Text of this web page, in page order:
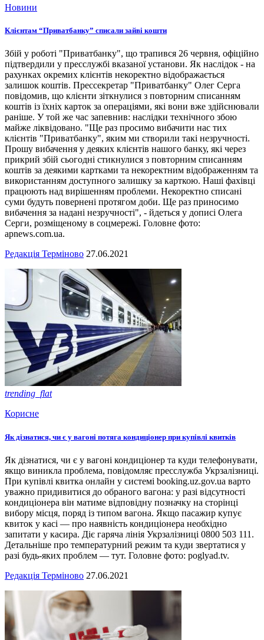
Новини
Клієнтам “Приватбанку” списали зайві кошти
Збій у роботі "Приватбанку", що трапився 26 червня, офіційно
підтвердили у пресслужбі вказаної установи. Як наслідок - на
рахунках окремих клієнтів некоректно відображається
залишок коштів. Прессекретар "Приватбанку" Олег Серга
повідомив, що клієнти зіткнулися з повторним списанням
коштів із їхніх карток за операціями, які вони вже здійснювали
раніше. У той же час запевнив: наслідки технічного збою
майже ліквідовано. "Ще раз просимо вибачити нас тих
клієнтів "Приватбанку", яким ми створили такі незручності.
Прошу вибачення у деяких клієнтів нашого банку, які через
прикрий збій сьогодні стикнулися з повторним списанням
коштів за деякими картками та некоректним відображенням та
використанням доступного залишку за карткою. Наші фахівці
працюють над вирішенням проблеми. Некоректно списані
суми будуть повернені протягом доби. Ще раз приносимо
вибачення за надані незручності", - йдеться у дописі Олега
Серги, розміщеному в соцмережі. Головне фото:
apnews.com.ua.
Редакція Терміново 27.06.2021
trending_flat
Корисне
Як дізнатися, чи є у вагоні потяга кондиціонер при купівлі квитків
Як дізнатися, чи є у вагоні кондиціонер та куди телефонувати,
якщо виникла проблема, повідомляє пресслужба Укрзалізниці.
При купівлі квитка онлайн у системі booking.uz.gov.ua варто
уважно придивитися до обраного вагона: у разі відсутності
кондиціонера він матиме відповідну позначку на сторінці
вибору місця, поряд із типом вагона. Якщо пасажир купує
квиток у касі — про наявність кондиціонера необхідно
запитати у касира. Діє гаряча лінія Укрзалізниці 0800 503 111.
Детальніше про температурний режим та куди звертатися у
разі будь-яких проблем — тут. Головне фото: poglyad.tv.
Редакція Терміново 27.06.2021